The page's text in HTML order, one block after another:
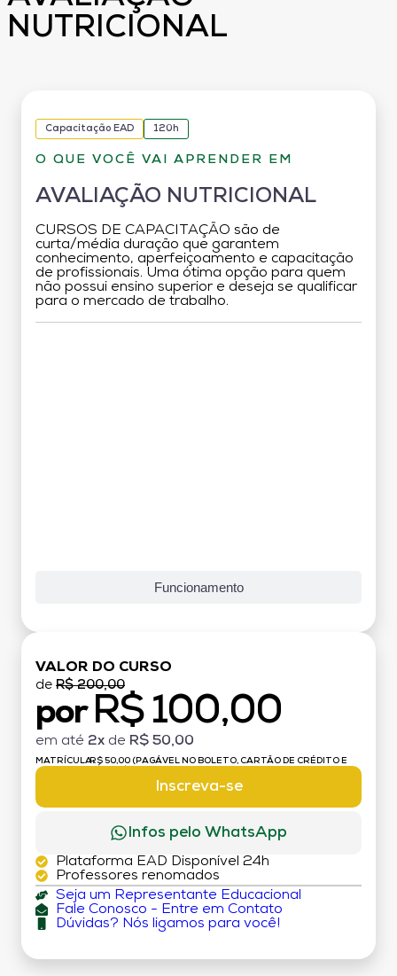
NUTRICIONAL
Capacitação EAD 120h
O QUE VOCÊ VAI APRENDER EM
AVALIAÇÃO NUTRICIONAL
CURSOS DE CAPACITAÇÃO são de
curta/média duração que garantem
conhecimento, aperfeiçoamento e capacitação
de profissionais. Uma ótima opção para quem
não possui ensino superior e deseja se qualificar
para o mercado de trabalho.
Funcionamento
VALOR DO CURSO
de R$ 200,00
por R$ 100,00
em até 2x de R$ 50,00
MATRÍCULA:R$ 50,00 (PAGÁVEL NO BOLETO, CARTÃO DE CRÉDITO E
Inscreva-se
Infos pelo WhatsApp
Plataforma EAD Disponível 24h
Professores renomados
Seja um Representante Educacional
Fale Conosco - Entre em Contato
Dúvidas? Nós ligamos para você!